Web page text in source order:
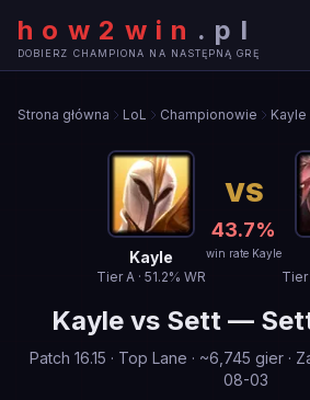
how2win . pl
DOBIERZ CHAMPIONA NA NASTĘPNĄ GRĘ
Strona główna LoL Championowie Kayle
Kayle
TierA· 51.2% WR
VS
43.7%
win rate Kayle
Tier
Kayle vs Sett —
Patch 16.15 · Top Lane · ~6,745 gier ·
08-03